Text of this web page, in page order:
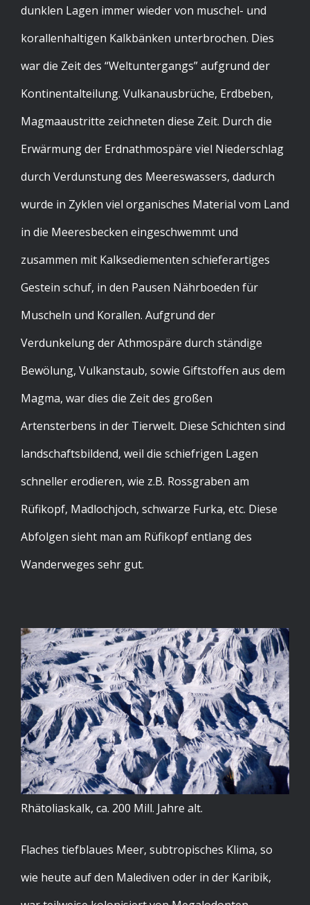
dunklen Lagen immer wieder von muschel- und
korallenhaltigen Kalkbänken unterbrochen. Dies
war die Zeit des “Weltuntergangs” aufgrund der
Kontinentalteilung. Vulkanausbrüche, Erdbeben,
Magmaaustritte zeichneten diese Zeit. Durch die
Erwärmung der Erdnathmospäre viel Niederschlag
durch Verdunstung des Meereswassers, dadurch
wurde in Zyklen viel organisches Material vom Land
in die Meeresbecken eingeschwemmt und
zusammen mit Kalksediementen schieferartiges
Gestein schuf, in den Pausen Nährboeden für
Muscheln und Korallen. Aufgrund der
Verdunkelung der Athmospäre durch ständige
Bewölung, Vulkanstaub, sowie Giftstoffen aus dem
Magma, war dies die Zeit des großen
Artensterbens in der Tierwelt. Diese Schichten sind
landschaftsbildend, weil die schiefrigen Lagen
schneller erodieren, wie z.B. Rossgraben am
Rüfikopf, Madlochjoch, schwarze Furka, etc. Diese
Abfolgen sieht man am Rüfikopf entlang des
Wanderweges sehr gut.
Rhätoliaskalk, ca. 200 Mill. Jahre alt.
Flaches tiefblaues Meer, subtropisches Klima, so
wie heute auf den Malediven oder in der Karibik,